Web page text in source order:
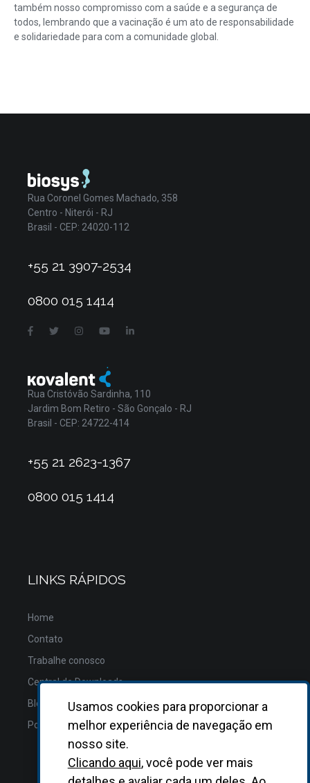
também nosso compromisso com a saúde e a segurança de
todos, lembrando que a vacinação é um ato de responsabilidade
e solidariedade para com a comunidade global.
Rua Coronel Gomes Machado, 358
Centro - Niterói - RJ
Brasil - CEP: 24020-112
+55 21 3907-2534
0800 015 1414
Rua Cristóvão Sardinha, 110
Jardim Bom Retiro - São Gonçalo - RJ
Brasil - CEP: 24722-414
+55 21 2623-1367
0800 015 1414
LINKS RÁPIDOS
Home
Contato
Trabalhe conosco
Central de Downloads
Blog
Política de Privacidade
Usamos cookies para proporcionar a
melhor experiência de navegação em
nosso site.
Clicando aqui, você pode ver mais